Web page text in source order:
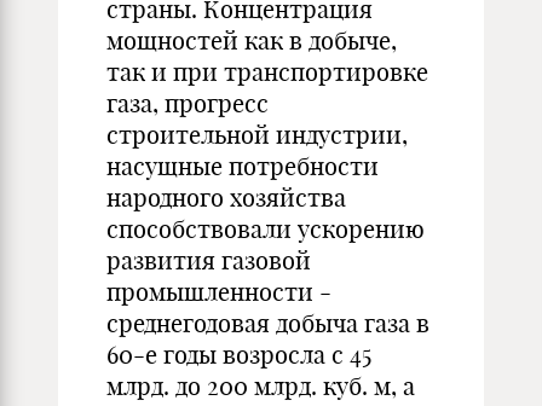
страны. Концентрация
мощностей как в добыче,
так и при транспортировке
газа, прогресс
строительной индустрии,
насущные потребности
народного хозяйства
способствовали ускорению
развития газовой
промышленности -
среднегодовая добыча газа в
60-е годы возросла с 45
млрд. до 200 млрд. куб. м, а